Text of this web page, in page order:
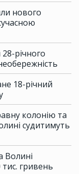
нового
річного
18-річний
колонію та
судитимуть
Волині
гривень